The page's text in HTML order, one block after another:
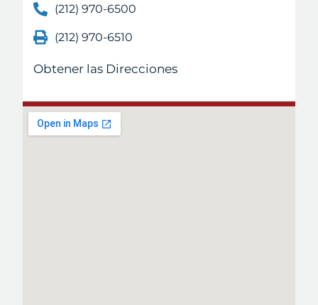
(212) 970-6500
(212) 970-6510
Obtener las Direcciones